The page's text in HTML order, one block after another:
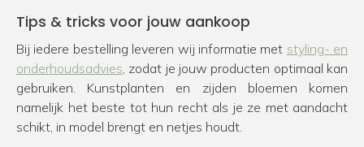
Tips & tricks voor jouw aankoop
Bij iedere bestelling leveren wij informatie met styling- en
onderhoudsadvies , zodat je jouw producten optimaal kan
gebruiken. Kunstplanten en zijden bloemen komen
namelijk het beste tot hun recht als je ze met aandacht
schikt, in model brengt en netjes houdt.